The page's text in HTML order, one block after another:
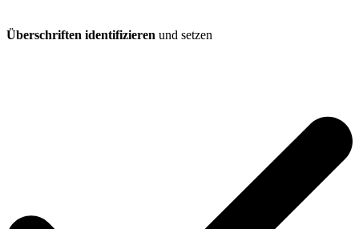
Überschriften identifizieren und setzen